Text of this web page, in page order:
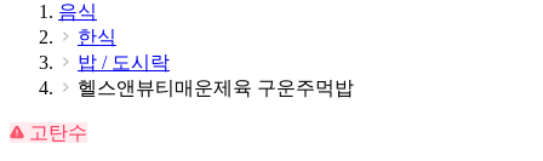
음식
한식
밥 / 도시락
헬스앤뷰티매운제육 구운주먹밥
고탄수